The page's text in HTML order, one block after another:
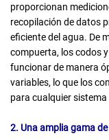
proporcionan
recopilación de datos
eficiente del agua. De
compuerta, los codos
funcionar de manera
variables, lo que los
para cualquier
2. Una amplia gama